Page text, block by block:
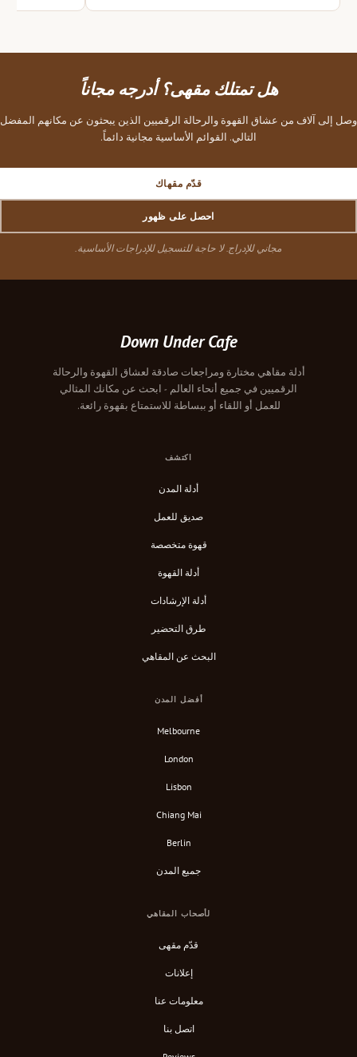
هل تمتلك مقهى؟ أدرجه مجاناً
وصل إلى آلاف من عشاق القهوة والرحالة الرقميين الذين يبحثون عن مكانهم المفضل
التالي. القوائم الأساسية مجانية دائماً.
قدّم مقهاك
احصل على ظهور
مجاني للإدراج. لا حاجة للتسجيل للإدراجات الأساسية.
Down Under Cafe
أدلة مقاهي مختارة ومراجعات صادقة لعشاق القهوة والرحالة
الرقميين في جميع أنحاء العالم - ابحث عن مكانك المثالي
للعمل أو اللقاء أو ببساطة للاستمتاع بقهوة رائعة.
اكتشف
أدلة المدن
صديق للعمل
قهوة متخصصة
أدلة القهوة
أدلة الإرشادات
طرق التحضير
البحث عن المقاهي
أفضل المدن
Melbourne
London
Lisbon
Chiang Mai
Berlin
جميع المدن
لأصحاب المقاهي
قدّم مقهى
إعلانات
معلومات عنا
اتصل بنا